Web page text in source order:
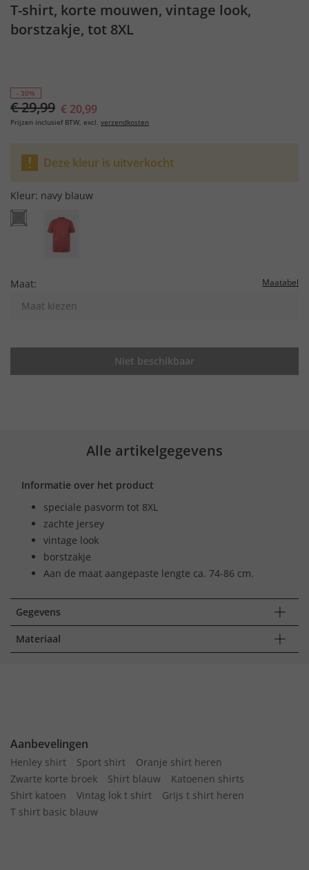
T-shirt, korte mouwen, vintage look,
borstzakje, tot 8XL
- 30%
€ 29,99 € 20,99
Prijzen inclusief BTW, excl. verzendkosten
Deze kleur is uitverkocht
Kleur: navy blauw
Maat: Maatabel
Maat kiezen
Niet beschikbaar
Alle artikelgegevens
Informatie over het product
speciale pasvorm tot 8XL
zachte jersey
vintage look
borstzakje
Aan de maat aangepaste lengte ca. 74-86 cm.
Gegevens
Materiaal
Aanbevelingen
Henley shirt Sport shirt
Oranje shirt heren
Zwarte korte broek
Shirt blauw
Katoenen shirts
Shirt katoen
Vintag lok t shirt
Grijs t shirt heren
T shirt basic blauw